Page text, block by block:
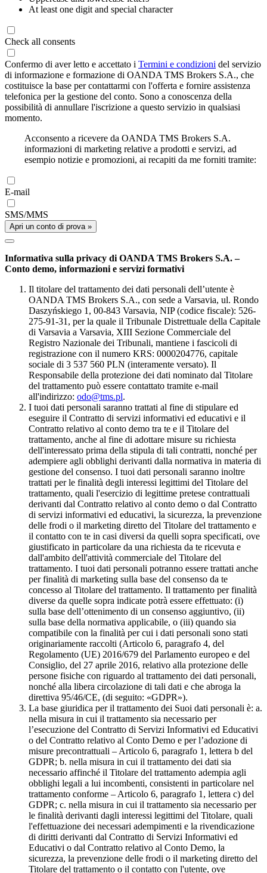
At least one digit and special character
Check all consents
Confermo di aver letto e accettato i Termini e condizioni del servizio
di informazione e formazione di OANDA TMS Brokers S.A., che
costituisce la base per contattarmi con l'offerta e fornire assistenza
telefonica per la gestione del conto. Sono a conoscenza della
possibilità di annullare l'iscrizione a questo servizio in qualsiasi
momento.
Acconsento a ricevere da OANDA TMS Brokers S.A.
informazioni di marketing relative a prodotti e servizi, ad
esempio notizie e promozioni, ai recapiti da me forniti tramite:
E-mail
SMS/MMS
Apri un conto di prova »
Informativa sulla privacy di OANDA TMS Brokers S.A. –
Conto demo, informazioni e servizi formativi
Il titolare del trattamento dei dati personali dell’utente è
OANDA TMS Brokers S.A., con sede a Varsavia, ul. Rondo
Daszyńskiego 1, 00-843 Varsavia, NIP (codice fiscale): 526-
275-91-31, per la quale il Tribunale Distrettuale della Capitale
di Varsavia a Varsavia, XIII Sezione Commerciale del
Registro Nazionale dei Tribunali, mantiene i fascicoli di
registrazione con il numero KRS: 0000204776, capitale
sociale di 3 537 560 PLN (interamente versato). Il
Responsabile della protezione dei dati nominato dal Titolare
del trattamento può essere contattato tramite e-mail
all'indirizzo: odo@tms.pl.
I tuoi dati personali saranno trattati al fine di stipulare ed
eseguire il Contratto di servizi informativi ed educativi e il
Contratto relativo al conto demo tra te e il Titolare del
trattamento, anche al fine di adottare misure su richiesta
dell'interessato prima della stipula di tali contratti, nonché per
adempiere agli obblighi derivanti dalla normativa in materia di
gestione del consenso. I tuoi dati personali saranno inoltre
trattati per le finalità degli interessi legittimi del Titolare del
trattamento, quali l'esercizio di legittime pretese contrattuali
derivanti dal Contratto relativo al conto demo o dal Contratto
di servizi informativi ed educativi, la sicurezza, la prevenzione
delle frodi o il marketing diretto del Titolare del trattamento e
il contatto con te in casi diversi da quelli sopra specificati, ove
giustificato in particolare da una richiesta da te ricevuta e
dall'ambito dell'attività commerciale del Titolare del
trattamento. I tuoi dati personali potranno essere trattati anche
per finalità di marketing sulla base del consenso da te
concesso al Titolare del trattamento. Il trattamento per finalità
diverse da quelle sopra indicate potrà essere effettuato: (i)
sulla base dell’ottenimento di un consenso aggiuntivo, (ii)
sulla base della normativa applicabile, o (iii) quando sia
compatibile con la finalità per cui i dati personali sono stati
originariamente raccolti (Articolo 6, paragrafo 4, del
Regolamento (UE) 2016/679 del Parlamento europeo e del
Consiglio, del 27 aprile 2016, relativo alla protezione delle
persone fisiche con riguardo al trattamento dei dati personali,
nonché alla libera circolazione di tali dati e che abroga la
direttiva 95/46/CE, (di seguito: «GDPR»).
La base giuridica per il trattamento dei Suoi dati personali è: a.
nella misura in cui il trattamento sia necessario per
l’esecuzione del Contratto di Servizi Informativi ed Educativi
o del Contratto relativo al Conto Demo e per l’adozione di
misure precontrattuali – Articolo 6, paragrafo 1, lettera b del
GDPR; b. nella misura in cui il trattamento dei dati sia
necessario affinché il Titolare del trattamento adempia agli
obblighi legali a lui incombenti, consistenti in particolare nel
trattamento conforme – Articolo 6, paragrafo 1, lettera c) del
GDPR; c. nella misura in cui il trattamento sia necessario per
le finalità derivanti dagli interessi legittimi del Titolare, quali
l'effettuazione dei necessari adempimenti e la rivendicazione
di diritti derivanti dal Contratto di Servizi Informativi ed
Educativi o dal Contratto relativo al Conto Demo, la
sicurezza, la prevenzione delle frodi o il marketing diretto del
Titolare del trattamento o il contatto con l'utente, ove